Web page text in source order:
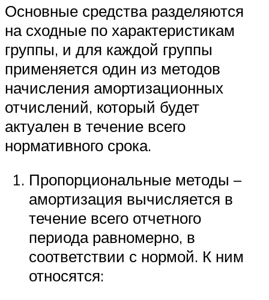
Основные средства разделяются
на сходные по характеристикам
группы, и для каждой группы
применяется один из методов
начисления амортизационных
отчислений, который будет
актуален в течение всего
нормативного срока.
Пропорциональные методы –
амортизация вычисляется в
течение всего отчетного
периода равномерно, в
соответствии с нормой. К ним
относятся: